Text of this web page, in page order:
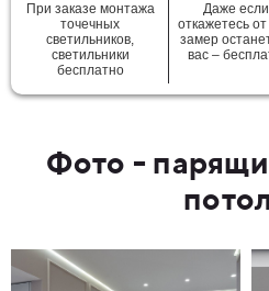
При заказе монтажа
точечных
светильников,
светильники
бесплатно
Даже
откажетесь от
замер
вас –
Фото -